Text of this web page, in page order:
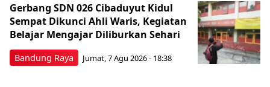
Bandung Raya
Gerbang SDN 026 Cibaduyut Kidul
Sempat Dikunci Ahli Waris, Kegiatan
Belajar Mengajar Diliburkan Sehari
Jumat, 7 Agu 2026 - 18:38